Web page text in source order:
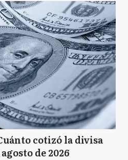
cotizó la divisa
de 2026